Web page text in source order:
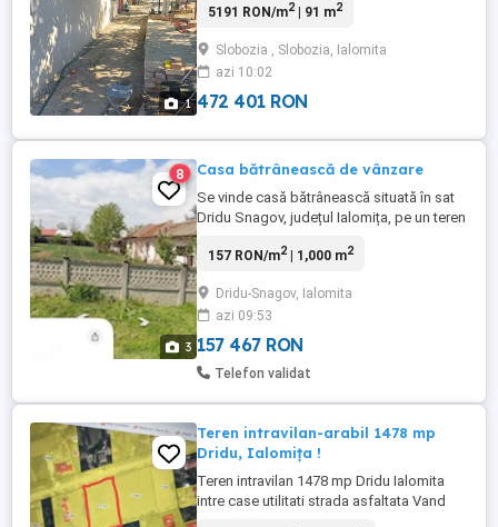
1
constructie 91mp pentru mai multe detalii
locului pretul este usor negociabil 90k
euro
5191 RON/m2| 91 m2
Slobozia , Slobozia, Ialomita
azi 10:02
472 401 RON
3
8 Casa bătrânească de vânzare
Se vinde casă bătrânească situată în sat
Dridu Snagov, județul Ialomița, pe un teren
Caracteristici: * 4 camere * Apă curentă de
teren în suprafață de 1.315 mp * Zonă
liniștită, ideală pentru locuință gospodărie
* ...
157 RON/m2| 1,000 m2
Dridu-Snagov, Ialomita
azi 09:53
157 467 RON
Telefon validat
Teren intravilan-arabil 1478 mp
Dridu, Ialomița !
Teren intravilan 1478 mp Dridu Ialomita
intre case utilitati strada asfaltata Vand